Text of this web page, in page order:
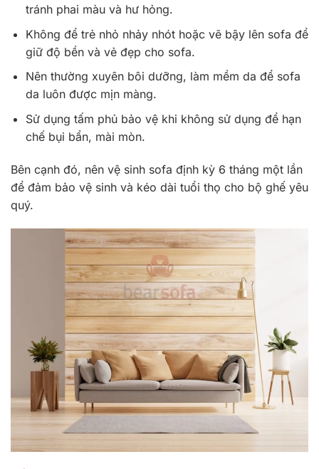
tránh phai màu và hư hỏng.
Không để trẻ nhỏ nhảy nhót hoặc vẽ bậy lên sofa để
giữ độ bền và vẻ đẹp cho sofa.
Nên thường xuyên bôi dưỡng, làm mềm da để sofa
da luôn được mịn màng.
Sử dụng tấm phủ bảo vệ khi không sử dụng để hạn
chế bụi bẩn, mài mòn.
Bên cạnh đó, nên vệ sinh sofa định kỳ 6 tháng một lần
để đảm bảo vệ sinh và kéo dài tuổi thọ cho bộ ghế yêu
quý.